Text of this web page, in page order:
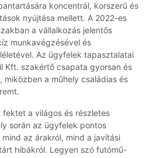
koncentrál, korszerű és
nyújtása mellett. A 2022-es
a vállalkozás jelentős
munkavégzésével és
Az ügyfelek tapasztalatai
Kft. szakértő csapata gyorsan és
miközben a műhely családias és
a világos és részletes
során az ügyfelek pontos
az árakról, mind a javítási
hibákról. Legyen szó futómű-